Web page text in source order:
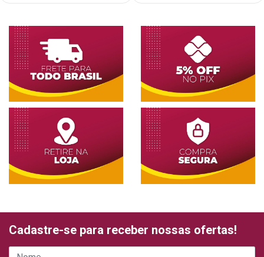
Cadastre-se para receber nossas ofertas!